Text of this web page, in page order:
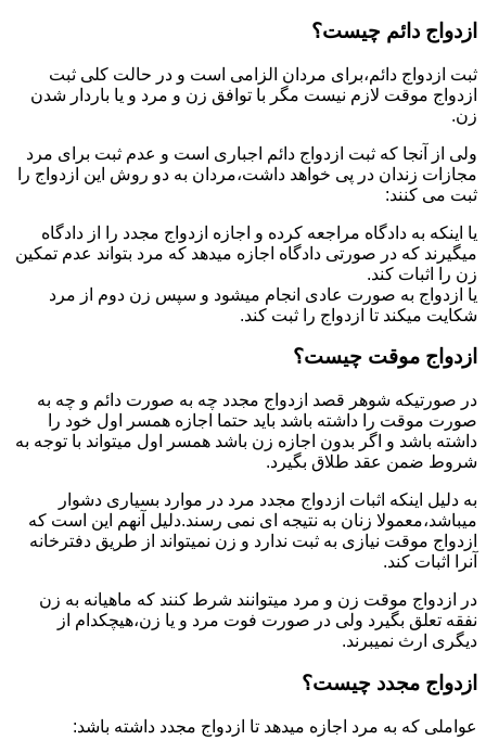
ازدواج دائم چیست؟
ثبت ازدواج دائم،برای مردان الزامی است و در حالت کلی ثبت
ازدواج موقت لازم نیست مگر با توافق زن و مرد و یا باردار شدن
زن.
ولی از آنجا که ثبت ازدواج دائم اجباری است و عدم ثبت برای مرد
مجازات زندان در پی خواهد داشت،مردان به دو روش این ازدواج را
ثبت می کنند:
یا اینکه به دادگاه مراجعه کرده و اجازه ازدواج مجدد را از دادگاه
میگیرند که در صورتی دادگاه اجازه میدهد که مرد بتواند عدم تمکین
زن را اثبات کند.
یا ازدواج به صورت عادی انجام میشود و سپس زن دوم از مرد
شکایت میکند تا ازدواج را ثبت کند.
ازدواج موقت چیست؟
در صورتیکه شوهر قصد ازدواج مجدد چه به صورت دائم و چه به
صورت موقت را داشته باشد باید حتما اجازه همسر اول خود را
داشته باشد و اگر بدون اجازه زن باشد همسر اول میتواند با توجه به
شروط ضمن عقد طلاق بگیرد.
به دلیل اینکه اثبات ازدواج مجدد مرد در موارد بسیاری دشوار
میباشد،معمولا زنان به نتیجه ای نمی رسند.دلیل آنهم این است که
ازدواج موقت نیازی به ثبت ندارد و زن نمیتواند از طریق دفترخانه
آنرا اثبات کند.
در ازدواج موقت زن و مرد میتوانند شرط کنند که ماهیانه به زن
نفقه تعلق بگیرد ولی در صورت فوت مرد و یا زن،هیچکدام از
دیگری ارث نمیبرند.
ازدواج مجدد چیست؟
عواملی که به مرد اجازه میدهد تا ازدواج مجدد داشته باشد: